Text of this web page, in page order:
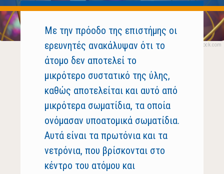
Με την πρόοδο της επιστήμης οι
ερευνητές ανακάλυψαν ότι το
άτομο δεν αποτελεί το
μικρότερο συστατικό της ύλης,
καθώς αποτελείται και αυτό από
μικρότερα σωματίδια, τα οποία
ονόμασαν υποατομικά σωματίδια.
Αυτά είναι τα πρωτόνια και τα
νετρόνια, που βρίσκονται στο
κέντρο του ατόμου και